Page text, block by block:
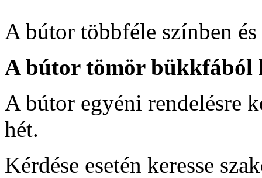
A bútor többféle színben
A bútor tömör bükkfából
A bútor egyéni rendelésre
hét.
Kérdése esetén keresse